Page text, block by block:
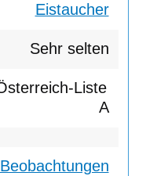
Eistaucher
Sehr selten
A
Beobachtungen